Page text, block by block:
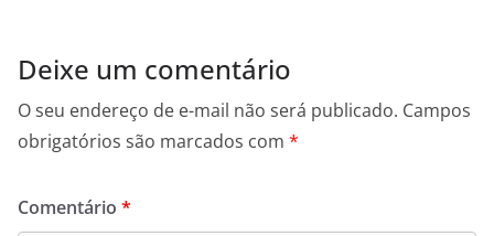
Deixe um comentário
O seu endereço de e-mail não será publicado. Campos
obrigatórios são marcados com *
Comentário *